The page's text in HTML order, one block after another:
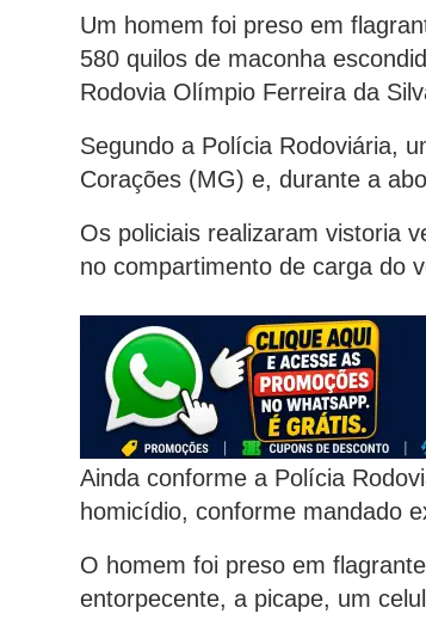
Um homem foi preso em
580 quilos de maconha
Rodovia Olímpio Ferreira da
Segundo a Polícia Rodoviária,
Corações (MG) e, durante a
Os policiais realizaram vistoria
no compartimento de carga do
Ainda conforme a Polícia
homicídio, conforme mandado
O homem foi preso em
entorpecente, a picape, um